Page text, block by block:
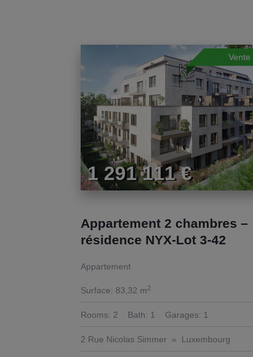
Vente
1 291 111 €
Appartement 2 chambres –
résidence NYX-Lot 3-42
Appartement
Surface: 83,32 m2
Rooms: 2 Bath: 1 Garages: 1
2 Rue Nicolas Simmer Luxembourg